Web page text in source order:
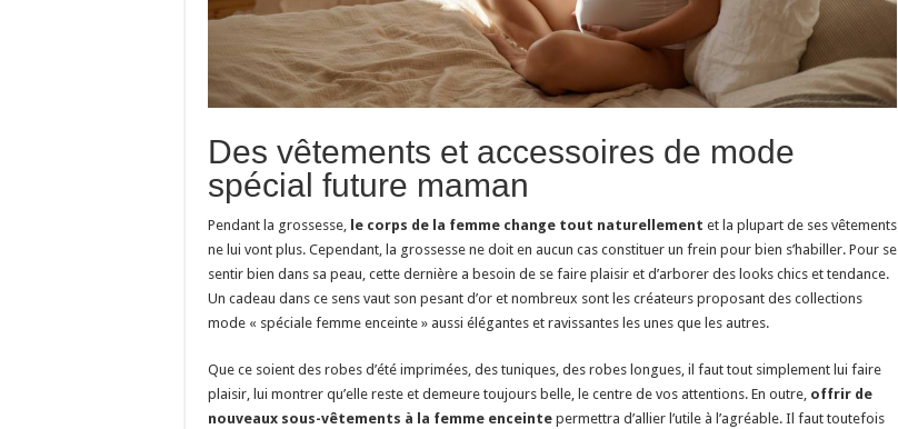
Des vêtements et accessoires de mode
spécial future maman
Pendant la grossesse, le corps de la femme change tout naturellement et la plupart de ses vêtements
ne lui vont plus. Cependant, la grossesse ne doit en aucun cas constituer un frein pour bien s’habiller. Pour se
sentir bien dans sa peau, cette dernière a besoin de se faire plaisir et d’arborer des looks chics et tendance.
Un cadeau dans ce sens vaut son pesant d’or et nombreux sont les créateurs proposant des collections
mode « spéciale femme enceinte » aussi élégantes et ravissantes les unes que les autres.
Que ce soient des robes d’été imprimées, des tuniques, des robes longues, il faut tout simplement lui faire
plaisir, lui montrer qu’elle reste et demeure toujours belle, le centre de vos attentions. En outre, offrir de
nouveaux sous-vêtements à la femme enceinte permettra d’allier l’utile à l’agréable. Il faut toutefois